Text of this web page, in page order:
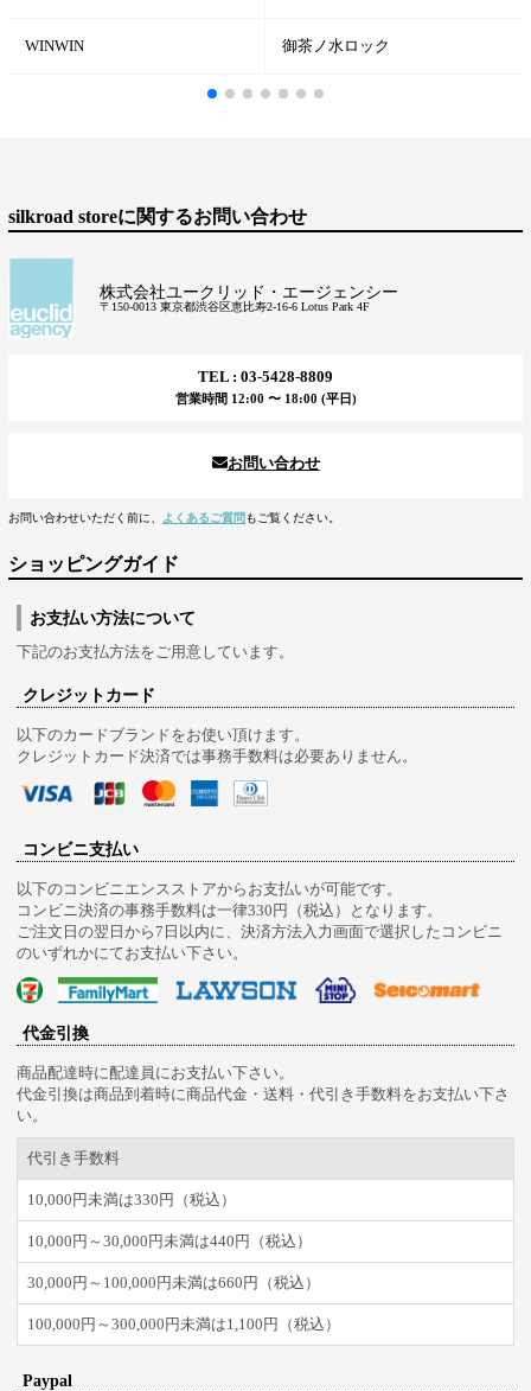
WINWIN 御茶ノ水ロック
silkroad storeに関するお問い合わせ
株式会社ユークリッド・エージェンシー
〒150-0013 東京都渋谷区恵比寿2-16-6 Lotus Park 4F
TEL : 03-5428-8809
営業時間 12:00 〜 18:00 (平日)
お問い合わせ
お問い合わせいただく前に、 よくあるご質問 もご覧ください。
ショッピングガイド
お支払い方法について
下記のお支払方法をご用意しています。
クレジットカード
以下のカードブランドをお使い頂けます。
クレジットカード決済では事務手数料は必要ありません。
コンビニ支払い
以下のコンビニエンスストアからお支払いが可能です。
コンビニ決済の事務手数料は一律330円（税込）となります。
ご注文日の翌日から7日以内に、決済方法入力画面で選択したコンビニ
のいずれかにてお支払い下さい。
代金引換
商品配達時に配達員にお支払い下さい。
代金引換は商品到着時に商品代金・送料・代引き手数料をお支払い下さ
い。
代引き手数料
10,000円未満は330円（税込）
10,000円～30,000円未満は440円（税込）
30,000円～100,000円未満は660円（税込）
100,000円～300,000円未満は1,100円（税込）
Paypal